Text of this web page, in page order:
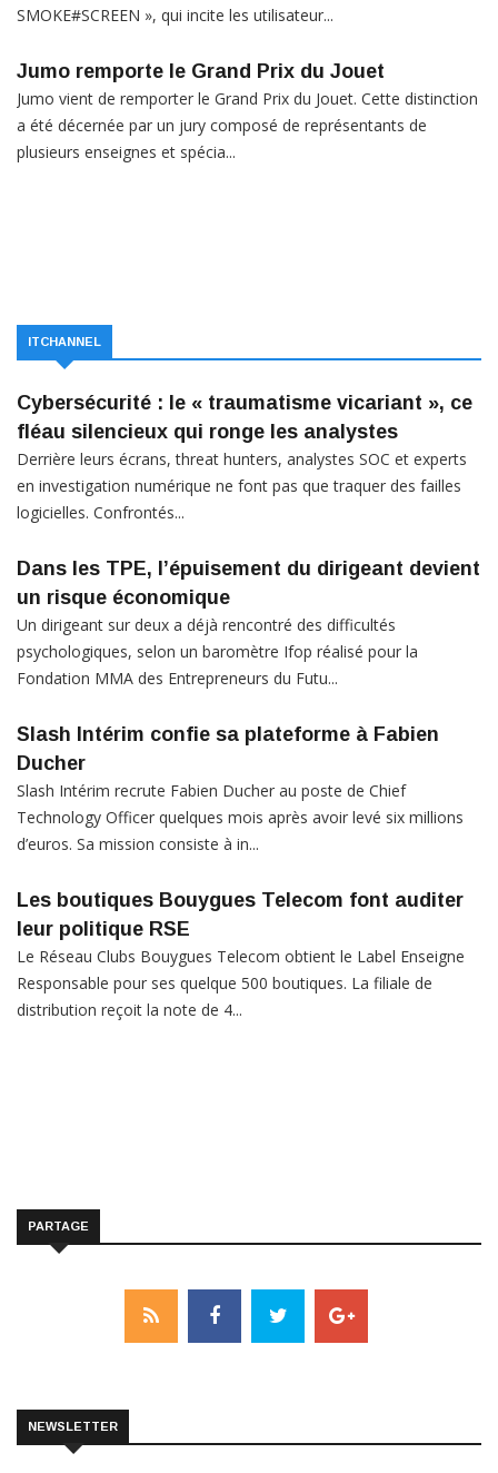
SMOKE#SCREEN », qui incite les utilisateur...
Jumo remporte le Grand Prix du Jouet
Jumo vient de remporter le Grand Prix du Jouet. Cette distinction
a été décernée par un jury composé de représentants de
plusieurs enseignes et spécia...
ITCHANNEL
Cybersécurité : le « traumatisme vicariant », ce
fléau silencieux qui ronge les analystes
Derrière leurs écrans, threat hunters, analystes SOC et experts
en investigation numérique ne font pas que traquer des failles
logicielles. Confrontés...
Dans les TPE, l’épuisement du dirigeant devient
un risque économique
Un dirigeant sur deux a déjà rencontré des difficultés
psychologiques, selon un baromètre Ifop réalisé pour la
Fondation MMA des Entrepreneurs du Futu...
Slash Intérim confie sa plateforme à Fabien
Ducher
Slash Intérim recrute Fabien Ducher au poste de Chief
Technology Officer quelques mois après avoir levé six millions
d’euros. Sa mission consiste à in...
Les boutiques Bouygues Telecom font auditer
leur politique RSE
Le Réseau Clubs Bouygues Telecom obtient le Label Enseigne
Responsable pour ses quelque 500 boutiques. La filiale de
distribution reçoit la note de 4...
PARTAGE
NEWSLETTER